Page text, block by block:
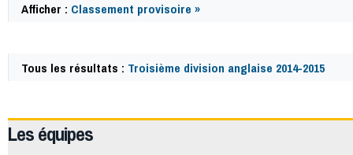
Afficher : Classement provisoire »
Tous les résultats : Troisième division anglaise 2014-2015
Les équipes